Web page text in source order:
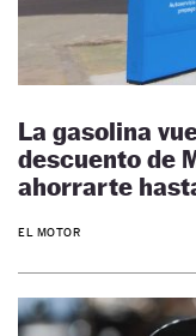
La gasolina
descuento de
ahorrarte
EL MOTOR